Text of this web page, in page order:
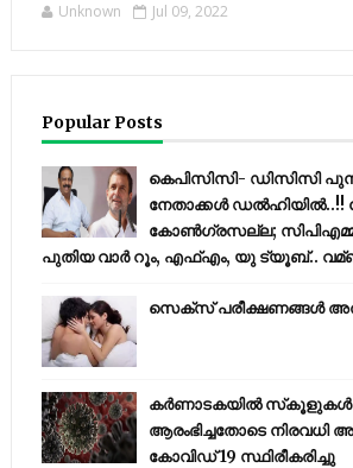
Unknown Jul 09, 2022
Popular Posts
കെപിസിസി- ഡിസിസി
നേതാക്കൾ
കോണ്‍ഗ്രസല്ല;
പുതിയ വാര്‍ റൂം, എഫ്‌എം, യു ട്യൂബ്..
സെക്സ് പരീക്ഷണങ്ങൾ
കര്‍ണാടകയില്‍ സ്‌കൂളുകള്‍
ആരംഭിച്ചതോടെ നിരവധി
കോവിഡ് 19 സ്ഥിരീകരിച്ചു